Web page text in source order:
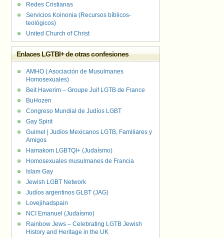
Redes Cristianas
Servicios Koinonia (Recursos bíblicos-
teológicos)
United Church of Christ
Enlaces LGTBI+ de otras confesiones
AMHO ( Asociación de Musulmanes
Homosexuales)
Beit Haverim – Groupe Juif LGTB de France
BuHozen
Congreso Mundial de Judíos LGBT
Gay Spirit
Guimel | Judíos Mexicanos LGTB, Familiares y
Amigos
Hamakom LGBTQI+ (Judaísmo)
Homosexuales musulmanes de Francia
Islam Gay
Jewish LGBT Network
Judíos argentinos GLBT (JAG)
Lovejihadspain
NCI Emanuel (Judaísmo)
Rainbow Jews – Celebrating LGTB Jewish
History and Heritage in the UK